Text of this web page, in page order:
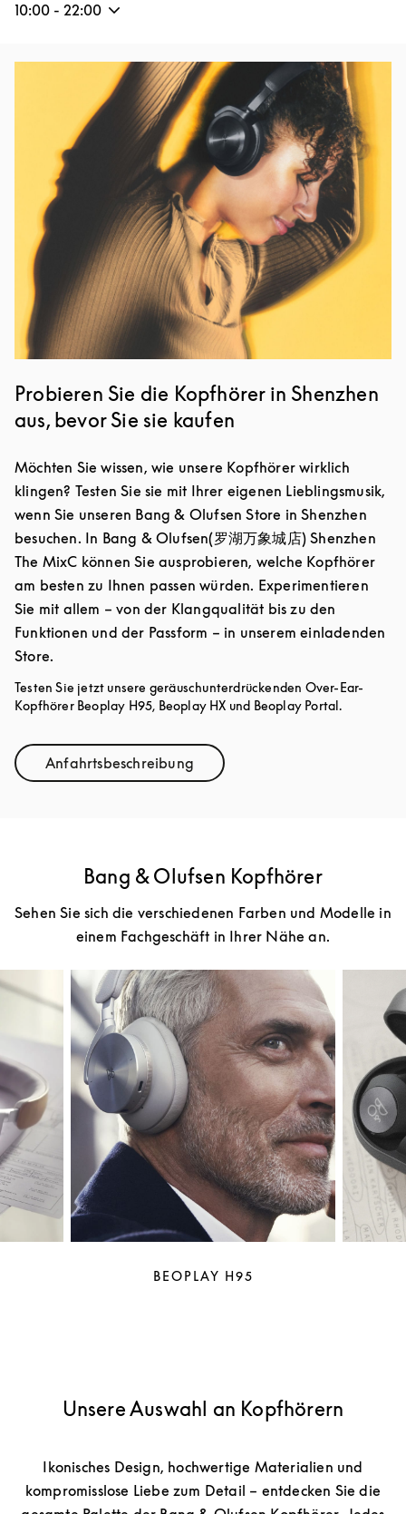
10:00 - 22:00
Probieren Sie die Kopfhörer in Shenzhen
aus, bevor Sie sie kaufen
Möchten Sie wissen, wie unsere Kopfhörer wirklich
klingen? Testen Sie sie mit Ihrer eigenen Lieblingsmusik,
wenn Sie unseren Bang & Olufsen Store in Shenzhen
besuchen. In Bang & Olufsen(罗湖万象城店) Shenzhen
The MixC können Sie ausprobieren, welche Kopfhörer
am besten zu Ihnen passen würden. Experimentieren
Sie mit allem – von der Klangqualität bis zu den
Funktionen und der Passform – in unserem einladenden
Store.
Testen Sie jetzt unsere geräuschunterdrückenden Over-Ear-
Kopfhörer Beoplay H95, Beoplay HX und Beoplay Portal.
AnfahrtsbeschreibungLink Opens in New Tab
Bang & Olufsen Kopfhörer
Sehen Sie sich die verschiedenen Farben und Modelle in
einem Fachgeschäft in Ihrer Nähe an.
BEOPLAY H95
Unsere Auswahl an Kopfhörern
Ikonisches Design, hochwertige Materialien und
kompromisslose Liebe zum Detail – entdecken Sie die